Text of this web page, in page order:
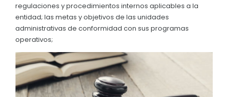
Plan de desarrollo y Ordenamiento Territorial -
Plan Anual Contratación - PAC
Plan Operativo Anual - POA
Convenios Institucionales
PRESUPUESTO: EJECUCIÓN Y REPORTES
regulaciones y procedimientos internos aplicables a la
entidad; las metas y objetivos de las unidades
administrativas de conformidad con sus programas
operativos;